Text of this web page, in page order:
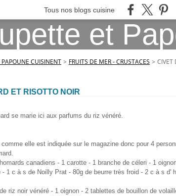
Tous nos blogs cuisine
CUISINENT > FRUITS DE MER - CRUSTACES > CIVET
ET RISOTTO NOIR
se marie ici aux parfums du riz vénéré.
elle est indiquée sur le magazine donc pour 4
canadiens - 1 carotte - 1 branche de céleri - 1
- 1 c à s de Noilly Prat - 80g de beurre très froid - 2 c à s d'
riz noir vénéré - 1 oignon - 2 tablettes de bouillon de